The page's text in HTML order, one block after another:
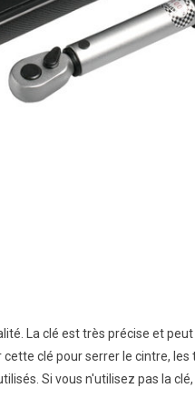
La clé est très précise et
clé pour serrer le cintre,
Si vous n'utilisez pas la